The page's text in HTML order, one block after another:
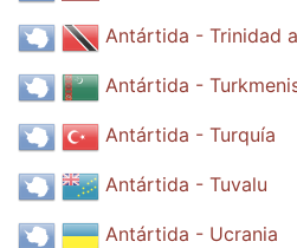
Antártida - Trinidad
Antártida -
Antártida - Turquía
Antártida - Tuvalu
Antártida - Ucrania